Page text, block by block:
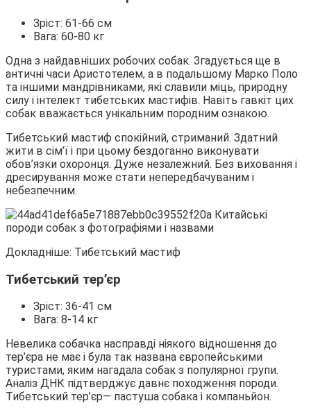
Зріст: 61-66 см
Вага: 60-80 кг
Одна з найдавніших робочих собак. Згадується ще в
античні часи Аристотелем, а в подальшому Марко Поло
та іншими мандрівниками, які славили міць, природну
силу і інтелект тибетських мастифів. Навіть гавкіт цих
собак вважається унікальним породним ознакою.
Тибетський мастиф спокійний, стриманий. Здатний
жити в сім’ї і при цьому бездоганно виконувати
обов’язки охоронця. Дуже незалежний. Без виховання і
дресирування може стати непередбачуваним і
небезпечним.
Докладніше: Тибетський мастиф
Тибетський тер’єр
Зріст: 36-41 см
Вага: 8-14 кг
Невелика собачка насправді ніякого відношення до
тер’єра не має і була так названа європейськими
туристами, яким нагадала собак з популярної групи.
Аналіз ДНК підтверджує давнє походження породи.
Тибетський тер’єр― пастуша собака і компаньйон.